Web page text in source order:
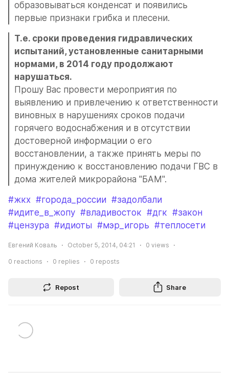
образовываться конденсат и появились
первые признаки грибка и плесени.
Т.е. сроки проведения гидравлических
испытаний, установленные санитарными
нормами, в 2014 году продолжают
нарушаться.
Прошу Вас провести мероприятия по
выявлению и привлечению к ответственности
виновных в нарушениях сроков подачи
горячего водоснабжения и в отсутствии
достоверной информации о его
восстановлении, а также принять меры по
принуждению к восстановлению подачи ГВС в
дома жителей микрорайона "БАМ".
#жкх #города_россии #задолбали
#идите_в_жопу #владивосток #дгк #закон
#цензура #идиоты #мэр_игорь #теплосети
Евгений Коваль October 5, 2014, 04:21 0 views
0 reactions 0 replies 0 reposts
Repost Share